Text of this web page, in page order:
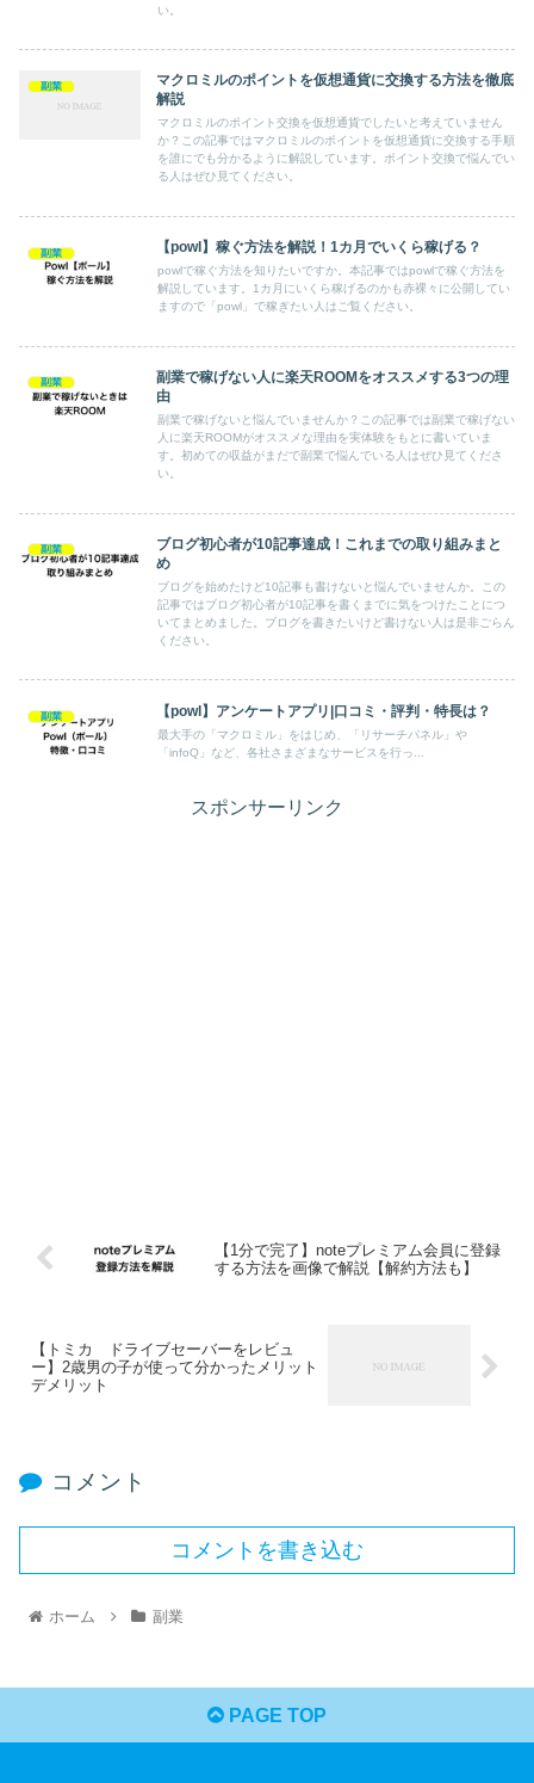
い。
副業
マクロミルのポイントを仮想通貨に交換する方法を徹底
解説
マクロミルのポイント交換を仮想通貨でしたいと考えていません
か？この記事ではマクロミルのポイントを仮想通貨に交換する手順
を誰にでも分かるように解説しています。ポイント交換で悩んでい
る人はぜひ見てください。
副業 【powl】稼ぐ方法を解説！1カ月でいくら稼げる？
powlで稼ぐ方法を知りたいですか。本記事ではpowlで稼ぐ方法を
解説しています。1カ月にいくら稼げるのかも赤裸々に公開してい
ますので「powl」で稼ぎたい人はご覧ください。
副業
副業で稼げない人に楽天ROOMをオススメする3つの理
由
副業で稼げないと悩んでいませんか？この記事では副業で稼げない
人に楽天ROOMがオススメな理由を実体験をもとに書いていま
す。初めての収益がまだで副業で悩んでいる人はぜひ見てくださ
い。
副業
ブログ初心者が10記事達成！これまでの取り組みまと
め
ブログを始めたけど10記事も書けないと悩んでいませんか。この
記事ではブログ初心者が10記事を書くまでに気をつけたことにつ
いてまとめました。ブログを書きたいけど書けない人は是非ごらん
ください。
副業 【powl】アンケートアプリ|口コミ・評判・特長は？
最大手の「マクロミル」をはじめ、「リサーチパネル」や
「infoQ」など、各社さまざまなサービスを行っ...
スポンサーリンク
【1分で完了】noteプレミアム会員に登録
する方法を画像で解説【解約方法も】
【トミカ ドライブセーバーをレビュ
ー】2歳男の子が使って分かったメリット
デメリット
コメント
コメントを書き込む
ホーム 副業
PAGE TOP